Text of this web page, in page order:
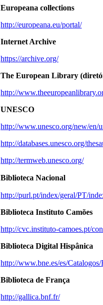
Europeana collections
http://europeana.eu/portal/
Internet Archive
https://archive.org/
The European Library
http://
UNESCO
http://www.unesco.org/new/en/
http://databases.unesco.org/
http://termweb.unesco.org/
Biblioteca Nacional
http://purl.pt/index/geral/PT/
Biblioteca Instituto Camões
http://cvc.instituto-camoes.pt/
Biblioteca Digital Hispânica
http://www.bne.es/es/
Biblioteca de França
http://gallica.bnf.fr/